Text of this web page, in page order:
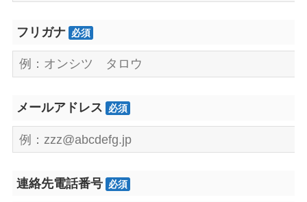
フリガナ 必須
メールアドレス 必須
連絡先電話番号 必須